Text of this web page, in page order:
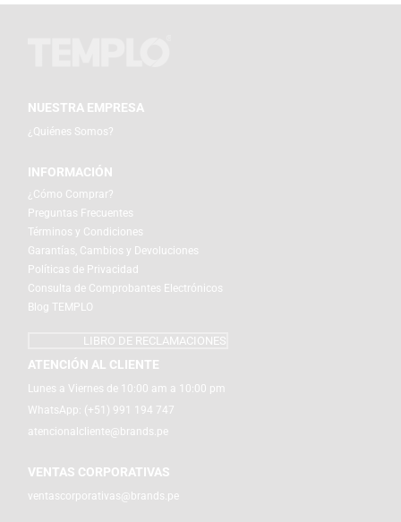
NUESTRA EMPRESA
¿Quiénes Somos?
INFORMACIÓN
¿Cómo Comprar?
Preguntas Frecuentes
Términos y Condiciones
Garantías, Cambios y Devoluciones
Políticas de Privacidad
Consulta de Comprobantes Electrónicos
Blog TEMPLO
LIBRO DE RECLAMACIONES
ATENCIÓN AL CLIENTE
Lunes a Viernes de 10:00 am a 10:00 pm
WhatsApp: (+51) 991 194 747
atencionalcliente@brands.pe
VENTAS CORPORATIVAS
ventascorporativas@brands.pe